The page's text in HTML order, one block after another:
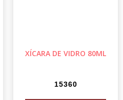
XÍCARA DE VIDRO 80ML
15360